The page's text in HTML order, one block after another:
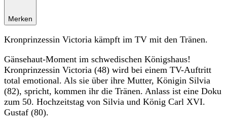
Merken
Kronprinzessin Victoria kämpft im TV mit den Tränen.
Gänsehaut-Moment im schwedischen Königshaus!
Kronprinzessin Victoria (48) wird bei einem TV-Auftritt
total emotional. Als sie über ihre Mutter, Königin Silvia
(82), spricht, kommen ihr die Tränen. Anlass ist eine Doku
zum 50. Hochzeitstag von Silvia und König Carl XVI.
Gustaf (80).